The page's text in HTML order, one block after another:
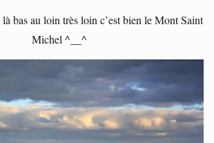
bas au loin très loin c’est bien le Mont Saint
Michel ^__^